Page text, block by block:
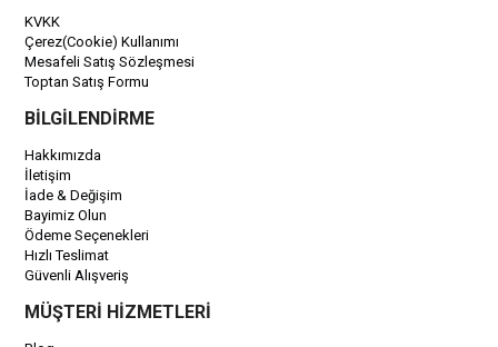
KVKK
Çerez(Cookie) Kullanımı
Mesafeli Satış Sözleşmesi
Toptan Satış Formu
BİLGİLENDİRME
Hakkımızda
İletişim
İade & Değişim
Bayimiz Olun
Ödeme Seçenekleri
Hızlı Teslimat
Güvenli Alışveriş
MÜŞTERİ HİZMETLERİ